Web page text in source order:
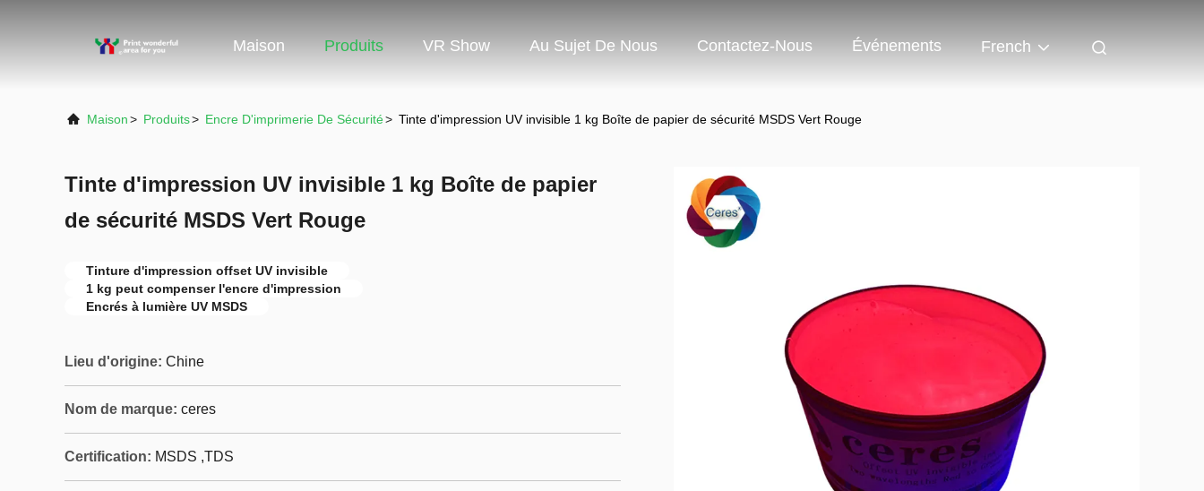
Maison Produits VR Show Au Sujet De Nous Contactez-Nous Événements French
Maison> Produits> Encre D'imprimerie De Sécurité> Tinte d'impression UV invisible 1 kg Boîte de papier de sécurité MSDS Vert Rouge
Tinte d'impression UV invisible 1 kg Boîte de papier
de sécurité MSDS Vert Rouge
Tinture d'impression offset UV invisible
1 kg peut compenser l'encre d'impression
Encrés à lumière UV MSDS
Lieu d'origine: Chine
Nom de marque: ceres
Certification: MSDS ,TDS